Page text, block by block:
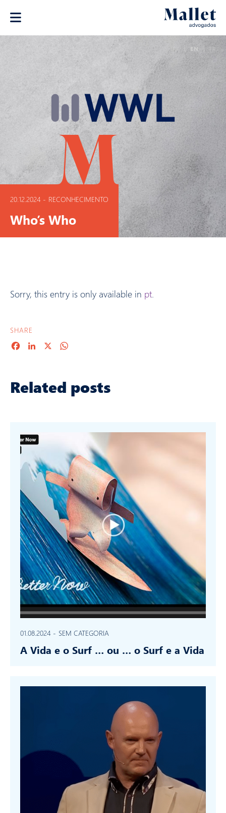
PT EN FR
20.12.2024 - RECONHECIMENTO
Who’s Who
Sorry, this entry is only available in pt.
SHARE
FacebookLinkedIn
Related posts
01.08.2024 - SEM CATEGORIA
A Vida e o Surf … ou … o Surf e a Vida